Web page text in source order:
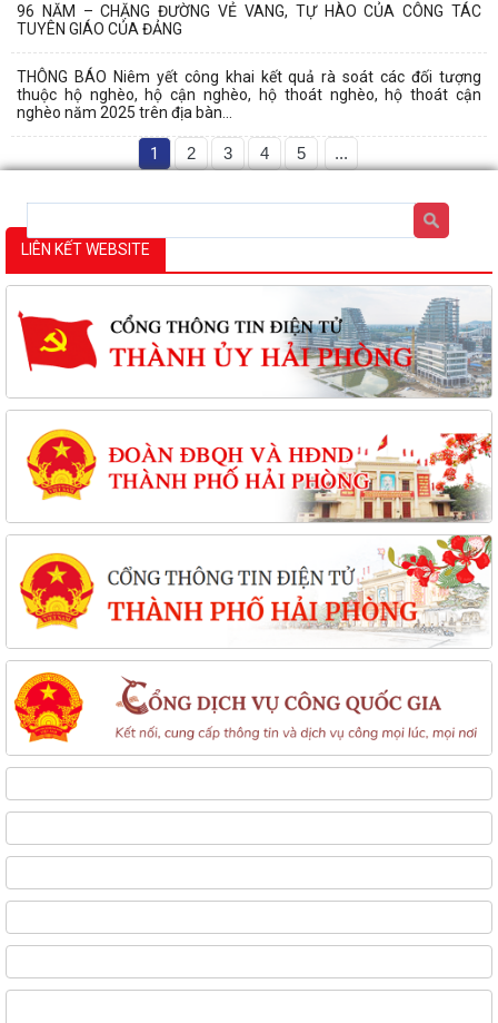
96 NĂM – CHẶNG ĐƯỜNG VẺ VANG, TỰ HÀO CỦA CÔNG TÁC
TUYÊN GIÁO CỦA ĐẢNG
THÔNG BÁO Niêm yết công khai kết quả rà soát các đối tượng
thuộc hộ nghèo, hộ cận nghèo, hộ thoát nghèo, hộ thoát cận
nghèo năm 2025 trên địa bàn...
1 2 3 4 5 ...
LIÊN KẾT WEBSITE